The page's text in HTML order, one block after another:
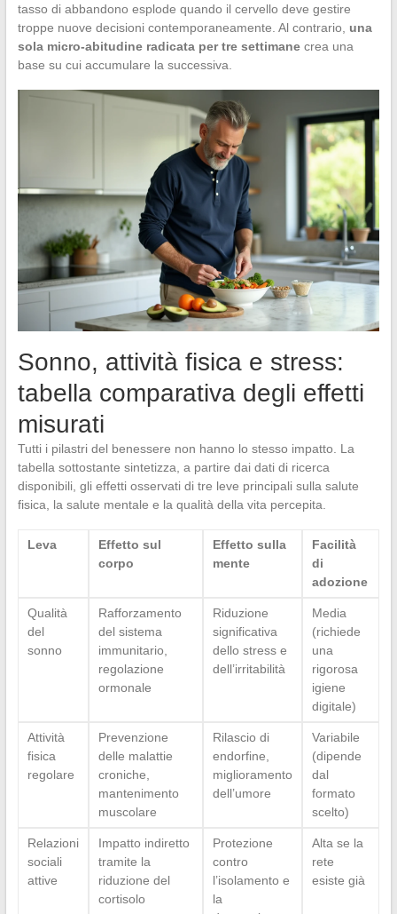
tasso di abbandono esplode quando il cervello deve gestire
troppe nuove decisioni contemporaneamente. Al contrario, una
sola micro-abitudine radicata per tre settimanecrea una
base su cui accumulare la successiva.
Sonno, attività fisica e stress:
tabella comparativa degli effetti
misurati
Tutti i pilastri del benessere non hanno lo stesso impatto. La
tabella sottostante sintetizza, a partire dai dati di ricerca
disponibili, gli effetti osservati di tre leve principali sulla salute
fisica, la salute mentale e la qualità della vita percepita.
Leva
Effetto sul
corpo
Effetto sulla
mente
Facilità
di
adozione
Qualità
del
sonno
Rafforzamento
del sistema
immunitario,
regolazione
ormonale
Riduzione
significativa
dello stress e
dell’irritabilità
Media
(richiede
una
rigorosa
igiene
digitale)
Attività
fisica
regolare
Prevenzione
delle malattie
croniche,
mantenimento
muscolare
Rilascio di
endorfine,
miglioramento
dell’umore
Variabile
(dipende
dal
formato
scelto)
Relazioni
sociali
attive
Impatto indiretto
tramite la
riduzione del
cortisolo
Protezione
contro
l’isolamento e
la
Alta se la
rete
esiste già